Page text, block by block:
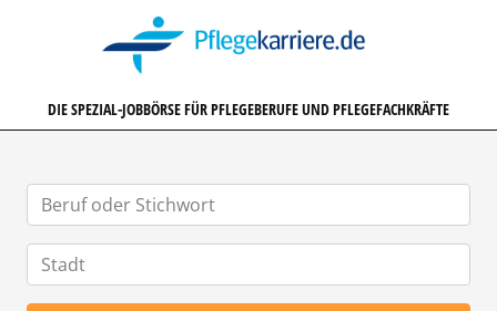
DIE SPEZIAL-JOBBÖRSE FÜR PFLEGEBERUFE UND PFLEGEFACHKRÄFTE